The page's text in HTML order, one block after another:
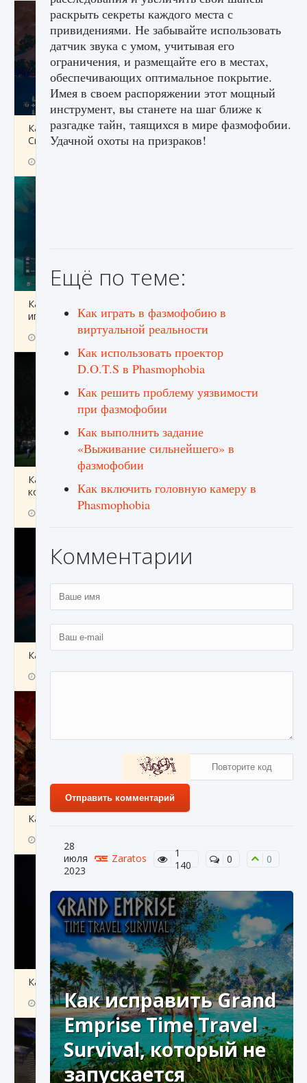
Как разблокировать заклинание Крист в
Creatures of Ava
Как приручить существ из степей Тамура в
игре Creatures of Ava
9 августа 2024 1 164 0
Как исправить ошибку EA FC 25 beta,
которая не работает
9 августа 2024
Как создавать предметы в Creatures of Ava
Как найти Гробницу Изгоев в Diablo 4
Как получить Thunder Egg в Stardew Valley
9 августа 2024 1 244 0 0
раскрыть секреты каждого места с
привидениями. Не забывайте использовать
датчик звука с умом, учитывая его
ограничения, и размещайте его в местах,
обеспечивающих оптимальное покрытие.
Имея в своем распоряжении этот мощный
инструмент, вы станете на шаг ближе к
разгадке тайн, таящихся в мире фазмофобии.
Удачной охоты на призраков!
Ещё по теме:
Как играть в фазмофобию в
виртуальной реальности
Как использовать проектор
D.O.T.S в Phasmophobia
Как решить проблему уязвимости
при фазмофобии
Как выполнить задание
«Выживание сильнейшего» в
фазмофобии
Как включить головную камеру в
Phasmophobia
Комментарии
Отправить комментарий
28
июля
2023
Zaratos
1
140
0 0
Как исправить Grand
Emprise Time Travel
Survival, который не
запускается